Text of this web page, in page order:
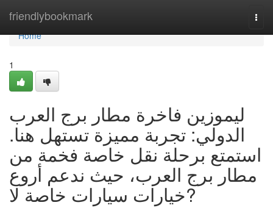
friendlybookmark
Home
Home
1
ليموزين فاخرة مطار برج العرب
الدولي: تجربة مميزة تستهل هنا.
استمتع برحلة نقل خاصة فخمة من
مطار برج العرب، حيث ندعم أروع
خيارات سيارات خاصة لا?